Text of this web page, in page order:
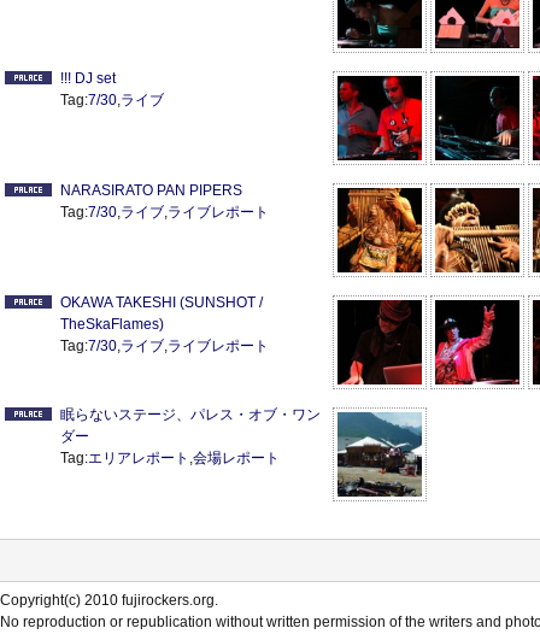
!!! DJ set
Tag:7/30,ライブ
NARASIRATO PAN PIPERS
Tag:7/30,ライブ,ライブレポート
OKAWA TAKESHI (SUNSHOT /
TheSkaFlames)
Tag:7/30,ライブ,ライブレポート
眠らないステージ、パレス・オブ・ワン
ダー
Tag:エリアレポート ,会場レポート
Copyright(c) 2010 fujirockers.org.
No reproduction or republication without written permission of the writers and